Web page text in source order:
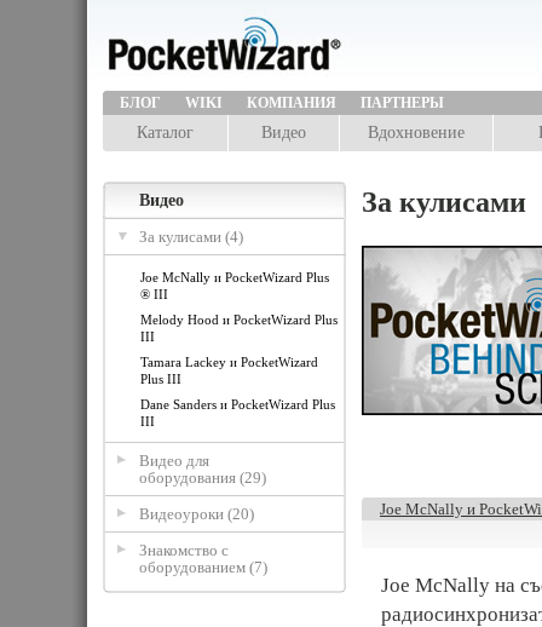
БЛОГ WIKI КОМПАНИЯ ПАРТНЕРЫ
Каталог Видео Вдохновение
Видео
За кулисами (4)
Joe McNally и PocketWizard Plus
® III
Melody Hood и PocketWizard Plus
III
Tamara Lackey и PocketWizard
Plus III
Dane Sanders и PocketWizard Plus
III
Видео для
оборудования (29)
Видеоуроки (20)
Знакомство с
оборудованием (7)
За кулисами
Joe McNally и
Joe McNally на